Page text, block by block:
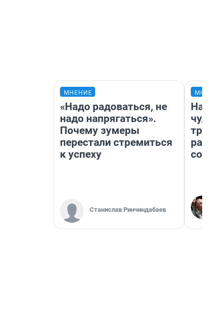
МНЕНИЕ
«Надо радоваться, не
надо напрягаться».
Почему зумеры
перестали стремиться
к успеху
Станислав Ринчиндабаев